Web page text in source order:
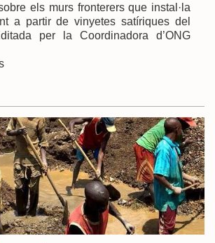
els murs fronterers que instal·la
a partir de vinyetes satíriques del
per la Coordinadora d’ONG